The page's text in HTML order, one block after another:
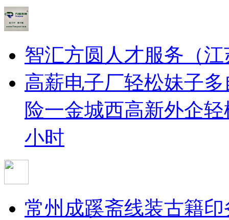
智汇方圆人才服务（
高薪电子厂轻松妹子多
险一金城西高新外企
小时
常州成蹊斋线装古籍